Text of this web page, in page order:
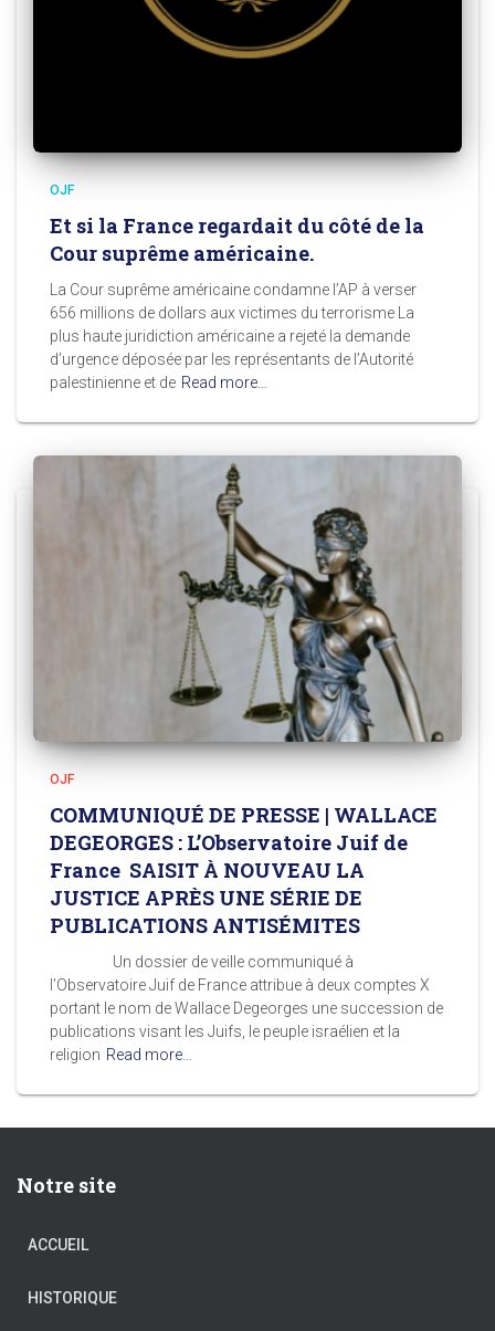
OJF
Et si la France regardait du côté de la
Cour suprême américaine.
La Cour suprême américaine condamne l’AP à verser
656 millions de dollars aux victimes du terrorisme La
plus haute juridiction américaine a rejeté la demande
d’urgence déposée par les représentants de l’Autorité
palestinienne et de Read more…
OJF
COMMUNIQUÉ DE PRESSE | WALLACE
DEGEORGES : L’Observatoire Juif de
France SAISIT À NOUVEAU LA
JUSTICE APRÈS UNE SÉRIE DE
PUBLICATIONS ANTISÉMITES
Un dossier de veille communiqué à
l’Observatoire Juif de France attribue à deux comptes X
portant le nom de Wallace Degeorges une succession de
publications visant les Juifs, le peuple israélien et la
religion Read more…
Notre site
ACCUEIL
HISTORIQUE